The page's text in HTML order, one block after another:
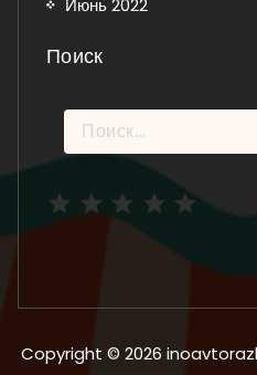
Июнь 2022
Поиск
Найти:
Copyright © 2026